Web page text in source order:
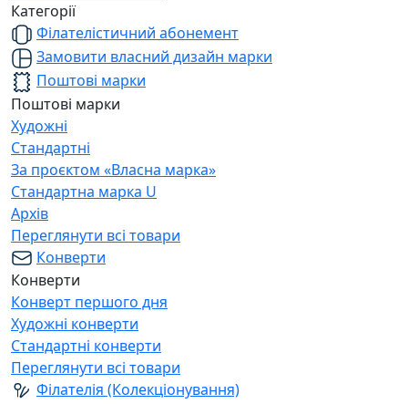
Категорії
Філателістичний абонемент
Замовити власний дизайн марки
Поштові марки
Поштові марки
Художні
Стандартні
За проєктом «Власна марка»
Стандартна марка U
Архів
Переглянути всі товари
Конверти
Конверти
Конверт першого дня
Художні конверти
Стандартні конверти
Переглянути всі товари
Філателія (Колекціонування)